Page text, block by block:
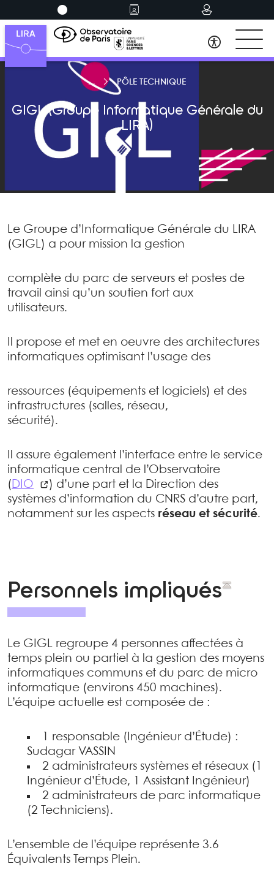
PÔLE TECHNIQUE
GIGL (Groupe Informatique Générale du
LIRA)
Le Groupe d’Informatique Générale du LIRA
(GIGL) a pour mission la gestion
complète du parc de serveurs et postes de
travail ainsi qu’un soutien fort aux
utilisateurs.
Il propose et met en oeuvre des architectures
informatiques optimisant l’usage des
ressources (équipements et logiciels) et des
infrastructures (salles, réseau,
sécurité).
Il assure également l’interface entre le service
informatique central de l’Observatoire
( DIO
) d’une part et la Direction des
systèmes d’information du CNRS d’autre part,
notamment sur les aspects réseau et sécurité.
Personnels impliqués
Le GIGL regroupe 4 personnes affectées à
temps plein ou partiel à la gestion des moyens
informatiques communs et du parc de micro
informatique (environs 450 machines).
L’équipe actuelle est composée de :
1 responsable (Ingénieur d’Étude) :
Sudagar VASSIN
2 administrateurs systèmes et réseaux (1
Ingénieur d’Étude, 1 Assistant Ingénieur)
2 administrateurs de parc informatique
(2 Techniciens).
L’ensemble de l’équipe représente 3.6
Équivalents Temps Plein.